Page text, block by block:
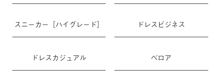
スニーカー［ハイグレード］ ドレスビジネス
ドレスカジュアル ベロア